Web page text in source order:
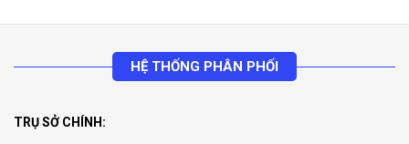
HỆ THỐNG PHÂN PHỐI
TRỤ SỞ CHÍNH: